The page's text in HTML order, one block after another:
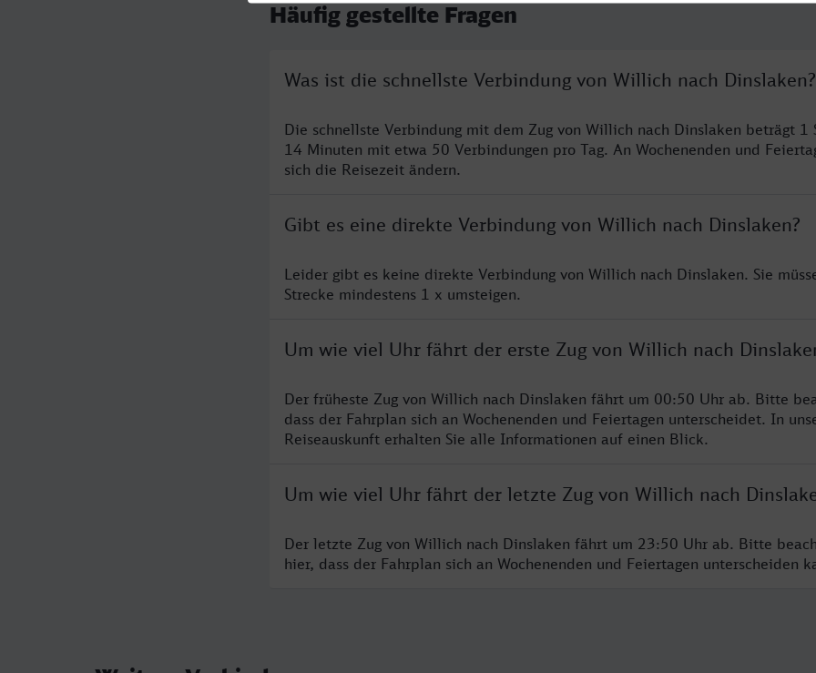
Häufig gestellte Fragen
Was ist die schnellste Verbindung von Willich nach Dinslaken?
Die schnellste Verbindung mit dem Zug von Willich nach Dinslaken beträgt 1
14 Minuten mit etwa 50 Verbindungen pro Tag. An Wochenenden und
sich die Reisezeit ändern.
Gibt es eine direkte Verbindung von Willich nach Dinslaken?
Leider gibt es keine direkte Verbindung von Willich nach Dinslaken. Sie
Strecke mindestens 1 x umsteigen.
Um wie viel Uhr fährt der erste Zug von Willich nach
Der früheste Zug von Willich nach Dinslaken fährt um 00:50 Uhr ab. Bitte
dass der Fahrplan sich an Wochenenden und Feiertagen unterscheidet. In
Reiseauskunft erhalten Sie alle Informationen auf einen Blick.
Um wie viel Uhr fährt der letzte Zug von Willich nach
Der letzte Zug von Willich nach Dinslaken fährt um 23:50 Uhr ab. Bitte
hier, dass der Fahrplan sich an Wochenenden und Feiertagen unterscheiden